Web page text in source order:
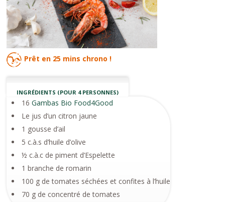
Prêt en 25 mins chrono !
INGRÉDIENTS (POUR 4 PERSONNES)
16Gambas Bio Food4Good
Le jus d’un citron jaune
1 gousse d’ail
5 c.à.s d’huile d’olive
½ c.à.c de piment d’Espelette
1 branche de romarin
100 g de tomates séchées et confites à l’huile
70 g de concentré de tomates